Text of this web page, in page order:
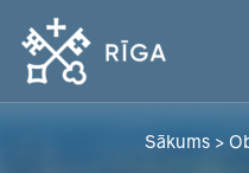
Sākums >